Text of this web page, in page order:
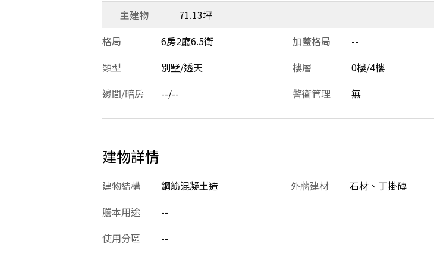
主建物
71.13坪
格局
6房2廳6.5衛 加蓋格局 --
類型
別墅/透天 樓層 0樓/4樓
邊間/暗房 --/-- 警衛管理 無
建物詳情
建物結構 鋼筋混凝土造 外牆建材 石材、丁掛磚
謄本用途
--
使用分區
--